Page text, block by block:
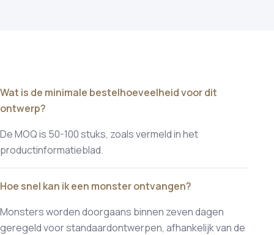
Wat is de minimale bestelhoeveelheid voor dit
ontwerp?
De MOQ is 50-100 stuks, zoals vermeld in het
productinformatieblad.
Hoe snel kan ik een monster ontvangen?
Monsters worden doorgaans binnen zeven dagen
geregeld voor standaardontwerpen, afhankelijk van de